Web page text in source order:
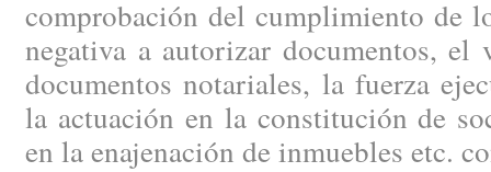
comprobación del cumplimiento de
negativa a autorizar documentos,
documentos notariales, la fuerza
la actuación en la constitución de
en la enajenación de inmuebles etc.